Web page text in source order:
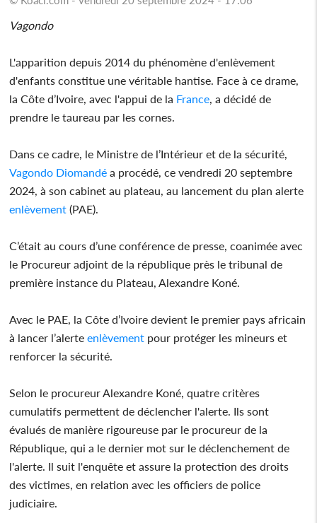
Vagondo
L'apparition depuis 2014 du phénomène d'enlèvement
d'enfants constitue une véritable hantise. Face à ce drame,
la Côte d’Ivoire, avec l'appui de la France , a décidé de
prendre le taureau par les cornes.
Dans ce cadre, le Ministre de l’Intérieur et de la sécurité,
Vagondo Diomandé a procédé, ce vendredi 20 septembre
2024, à son cabinet au plateau, au lancement du plan alerte
enlèvement (PAE).
C’était au cours d’une conférence de presse, coanimée avec
le Procureur adjoint de la république près le tribunal de
première instance du Plateau, Alexandre Koné.
Avec le PAE, la Côte d’Ivoire devient le premier pays africain
à lancer l’alerte enlèvement pour protéger les mineurs et
renforcer la sécurité.
Selon le procureur Alexandre Koné, quatre critères
cumulatifs permettent de déclencher l'alerte. Ils sont
évalués de manière rigoureuse par le procureur de la
République, qui a le dernier mot sur le déclenchement de
l'alerte. Il suit l'enquête et assure la protection des droits
des victimes, en relation avec les officiers de police
judiciaire.